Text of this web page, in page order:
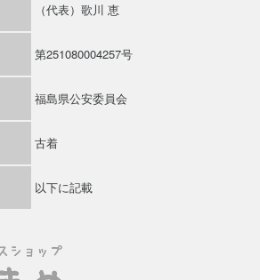
（代表）歌川 恵
第251080004257号
福島県公安委員会
古着
以下に記載